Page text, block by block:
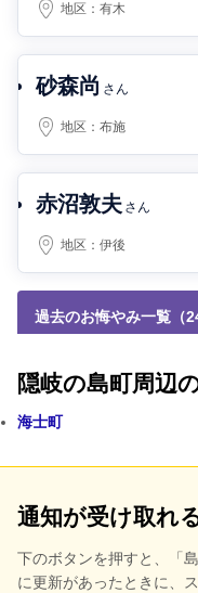
地区：有木
砂森尚 さん
地区：布施
赤沼敦夫 さん
地区：伊後
過去のお悔やみ一覧（
隠岐の島町周辺
海士町
通知が受け取れ
下のボタンを押すと、
「
に更新があったときに、